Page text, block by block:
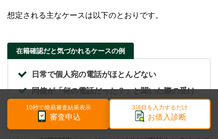
想定される主なケースは以下のとおりです。
在籍確認だと気づかれるケースの例
日常で個人宛の電話がほとんどない
同僚が「何の電話だった？」と聞いた際の受け
審査申込
10秒で簡易審査結果表示
お借入診断
3項目を入力するだけ